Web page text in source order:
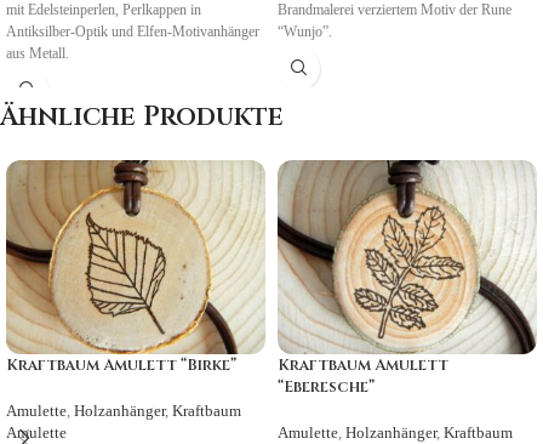
mit Edelsteinperlen, Perlkappen in
Antiksilber-Optik und Elfen-Motivanhänger
aus Metall.
Symbolik
NatUrGeister
Brandmalerei verziertem Motiv der Rune
“Wunjo”.
Symbolik
Ähnliche Produkte
Kraftbaum Amulett “Birke”
Amulette, Holzanhänger, Kraftbaum
Amulette
Kraftbaum Amulett
“Eberesche”
Amulette, Holzanhänger, Kraftbaum